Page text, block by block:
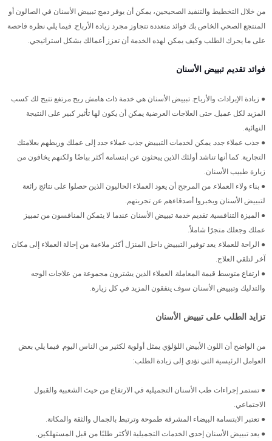
من خلال التخطيط والتنفيذ الصحيحين، يمكن أن يوفر دمج تبييض الأسنان في الصالون أو
المنتجع الصحي الخاص بك فوائد متعددة تتجاوز مجرد زيادة الأرباح. فيما يلي نظرة فاحصة
على ما يحرك الطلب وكيف يمكن لهذه الخدمة أن تعزز أعمالك بشكل استراتيجي.
فوائد تقديم تبييض الأسنان
● زيادة الإيرادات والأرباح. تبييض الأسنان هي خدمة ذات هامش ربح مرتفع تتيح لك كسب
المزيد لكل عميل. حتى العلاجات العرضية يمكن أن يكون لها تأثير كبير على النتيجة
النهائية.
● جذب عملاء جدد. يمكن لخدمات التبييض جذب عملاء جدد إلى عملك وربطهم بعلامتك
التجارية. كما أنها تناشد أولئك الذين يبحثون عن ابتسامة أكثر بياضًا ولكنهم يخافون من
زيارة طبيب الأسنان.
● بناء ولاء العملاء. من المرجح أن يعود العملاء الحاليون الذين حصلوا على نتائج رائعة
لتبييض الأسنان ويخبروا أصدقاءهم عن تجربتهم.
● الميزة التنافسية. تقديم خدمة تبييض الأسنان عندما لا يتمكن المنافسون من تمييز
عملك وجعلك متجرًا شاملاً.
● الراحة للعملاء. يعد توفير التبييض داخل المنزل أكثر ملاءمة من إحالة العملاء إلى مكان
آخر لتلقي العلاج.
● ارتفاع متوسط قيمة المعاملة. العملاء الذين يشترون مجموعة من علاجات الوجه
والتدليك وتبييض الأسنان سوف ينفقون المزيد في كل زيارة.
تزايد الطلب على تبييض الأسنان
من الواضح أن اللون الأبيض اللؤلؤي يمثل أولوية لكثير من الناس اليوم. فيما يلي بعض
العوامل الرئيسية التي تؤدي إلى زيادة الطلب:
● تستمر إجراءات طب الأسنان التجميلية في الارتفاع من حيث الشعبية والقبول
الاجتماعي.
● تعتبر الابتسامة البيضاء المشرقة طموحة وترتبط بالجمال والثقة والمكانة.
● يعد تبييض الأسنان إحدى الخدمات التجميلية الأكثر طلبًا من قبل المستهلكين.